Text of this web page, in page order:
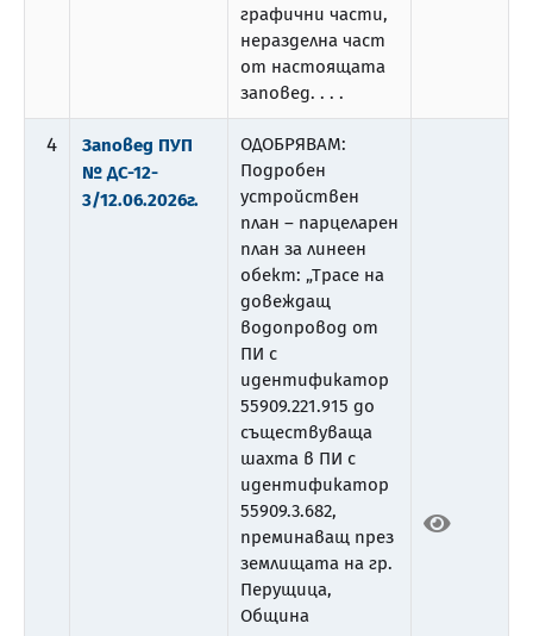
графични части,
неразделна част
от настоящата
заповед. . . .
4
Заповед ПУП
№ ДС-12-
3/12.06.2026г.
ОДОБРЯВАМ:
Подробен
устройствен
план – парцеларен
план за линеен
обект: „Трасе на
довеждащ
водопровод от
ПИ с
идентификатор
55909.221.915 до
съществуваща
шахта в ПИ с
идентификатор
55909.3.682,
преминаващ през
землищата на гр.
Перущица,
Община